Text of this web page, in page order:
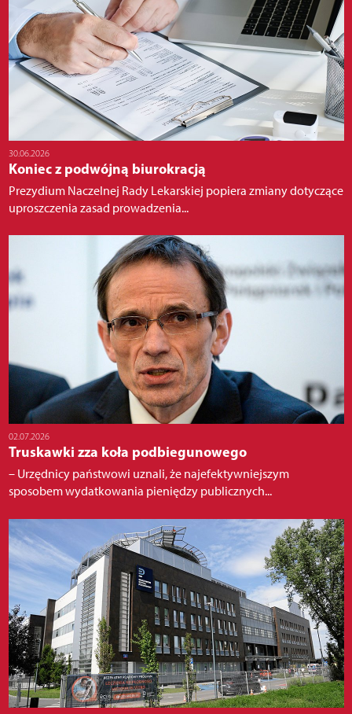
30.06.2026
Koniec z podwójną biurokracją
Prezydium Naczelnej Rady Lekarskiej popiera zmiany dotyczące
uproszczenia zasad prowadzenia...
02.07.2026
Truskawki zza koła podbiegunowego
– Urzędnicy państwowi uznali, że najefektywniejszym
sposobem wydatkowania pieniędzy publicznych...